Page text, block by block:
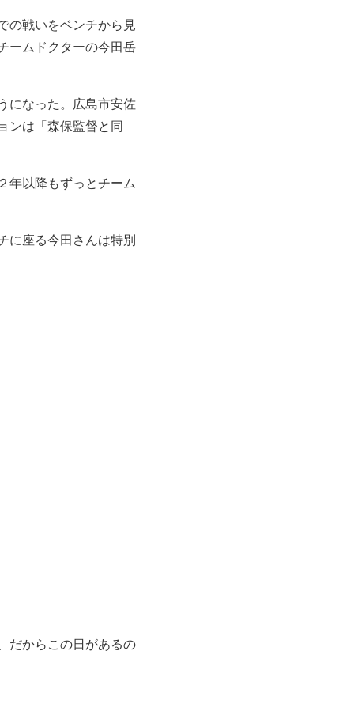
の戦いをベンチから見
ームドクターの今田岳
になった。広島市安佐
ンは「森保監督と同
年以降もずっとチーム
に座る今田さんは特別
だからこの日があるの